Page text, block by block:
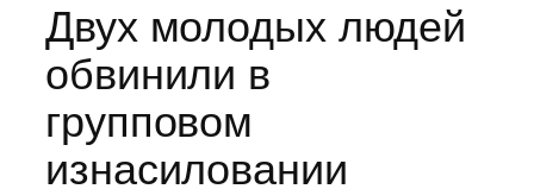
Двух молодых людей
обвинили в
групповом
изнасиловании